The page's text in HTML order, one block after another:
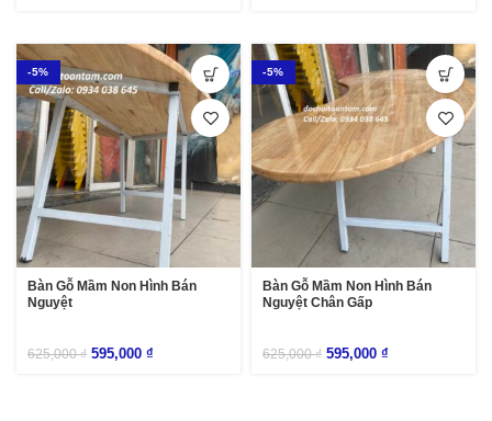
-5%
Bàn Gỗ Mầm Non Hình Bán
Nguyệt
625,000₫ 595,000 ₫
-5%
Bàn Gỗ Mầm Non Hình Bán
Nguyệt Chân Gấp
625,000₫ 595,000 ₫